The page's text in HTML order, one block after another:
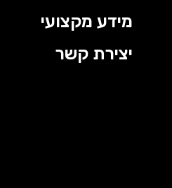
מידע מקצועי
יצירת קשר